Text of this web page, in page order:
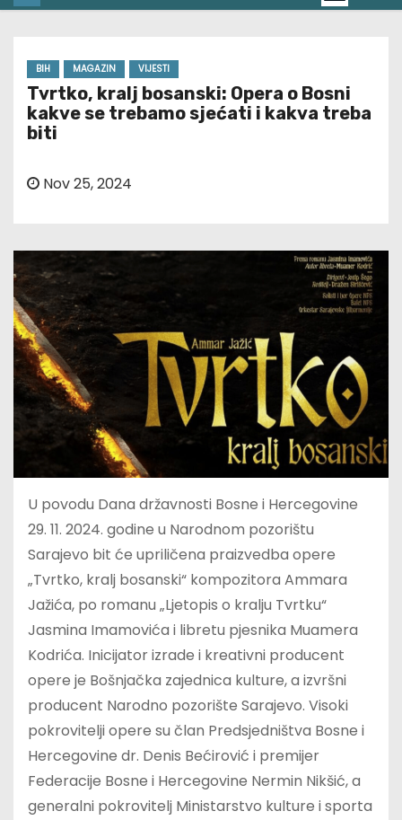
BIH MAGAZIN VIJESTI
Tvrtko, kralj bosanski: Opera o Bosni
kakve se trebamo sjećati i kakva treba
biti
Nov 25, 2024
U povodu Dana državnosti Bosne i Hercegovine
29. 11. 2024. godine u Narodnom pozorištu
Sarajevo bit će upriličena praizvedba opere
„Tvrtko, kralj bosanski“ kompozitora Ammara
Jažića, po romanu „Ljetopis o kralju Tvrtku“
Jasmina Imamovića i libretu pjesnika Muamera
Kodrića. Inicijator izrade i kreativni producent
opere je Bošnjačka zajednica kulture, a izvršni
producent Narodno pozorište Sarajevo. Visoki
pokrovitelji opere su član Predsjedništva Bosne i
Hercegovine dr. Denis Bećirović i premijer
Federacije Bosne i Hercegovine Nermin Nikšić, a
generalni pokrovitelj Ministarstvo kulture i sporta